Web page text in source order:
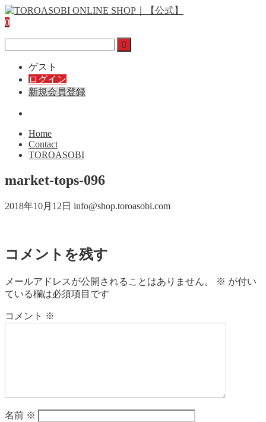
0
ゲスト
ログイン
新規会員登録
Home
Contact
TOROASOBI
market-tops-096
2018年10月12日 info@shop.toroasobi.com
コメントを残す
メールアドレスが公開されることはありません。 ※ が付い
ている欄は必須項目です
コメント ※
名前 ※